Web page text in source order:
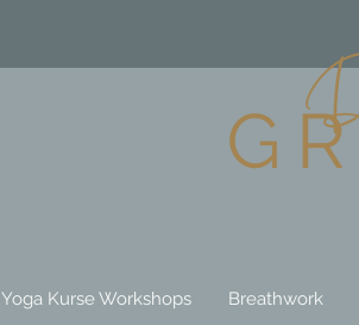
Yoga Kurse Workshops Breathwork